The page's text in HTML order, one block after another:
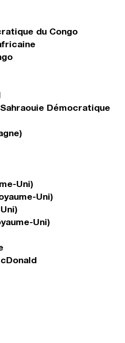
du Congo
Démocratique
Uni)
Uni)
Uni)